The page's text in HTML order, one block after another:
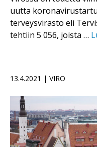
uutta
terveysvirasto eli
tehtiin 5 056, joista …
13.4.2021 | VIRO